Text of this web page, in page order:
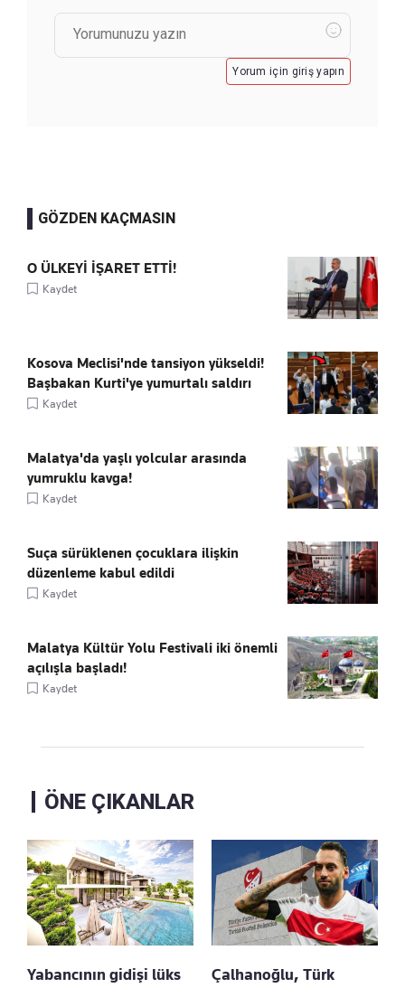
Yorum için giriş yapın
GÖZDEN KAÇMASIN
O ÜLKEYİ İŞARET ETTİ!
Kaydet
Kosova Meclisi'nde tansiyon yükseldi!
Başbakan Kurti'ye yumurtalı saldırı
Kaydet
Malatya'da yaşlı yolcular arasında
yumruklu kavga!
Kaydet
Suça sürüklenen çocuklara ilişkin
düzenleme kabul edildi
Kaydet
Malatya Kültür Yolu Festivali iki önemli
açılışla başladı!
Kaydet
ÖNE ÇIKANLAR
Yabancının gidişi lüks
Çalhanoğlu, Türk